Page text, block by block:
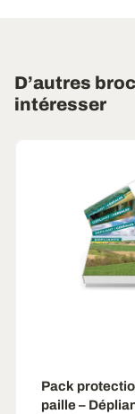
D’autres
intéresser
Pack
paille –